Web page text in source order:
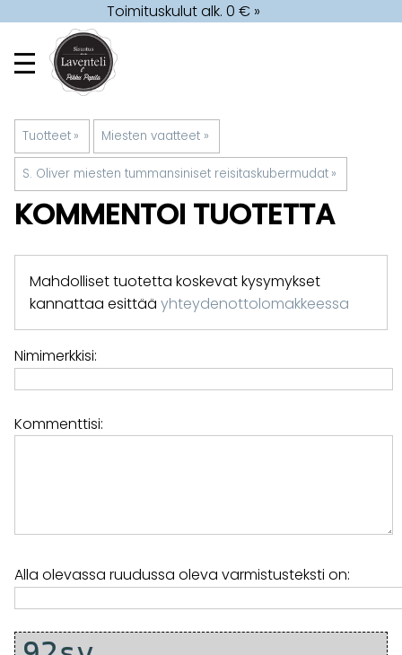
Toimituskulut alk. 0 € »
Tuotteet ‪» Miesten vaatteet ‪»
S. Oliver miesten tummansiniset reisitaskubermudat ‪»
KOMMENTOI TUOTETTA
Mahdolliset tuotetta koskevat kysymykset
kannattaa esittää yhteydenottolomakkeessa
Nimimerkkisi:
Kommenttisi:
Alla olevassa ruudussa oleva varmistusteksti on: